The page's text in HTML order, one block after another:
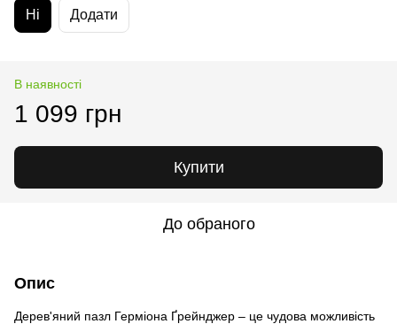
Ні Додати
В наявності
1 099 грн
Купити
До обраного
Опис
Дерев'яний пазл Герміона Ґрейнджер – це чудова можливість